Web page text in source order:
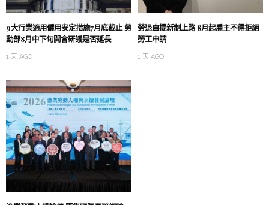
9大行業適用僱用安定措施7月底截止 勞
動部8月中下旬開會研議是否延長
1 天 AGO
勞退自提新制上路 8月起雇主不得拒絕
勞工申請
1 天 AGO